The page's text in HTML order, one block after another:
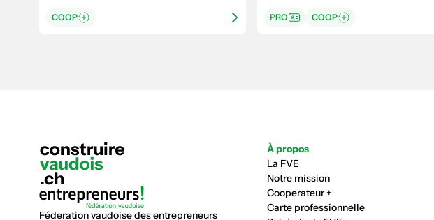
COOP PRO COOP
Féderation vaudoise des entrepreneurs
À propos
La FVE
Notre mission
Cooperateur +
Carte professionnelle